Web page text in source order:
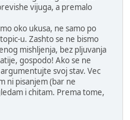
vijuga, a premalo
oko ukusa, ne samo po
u. Zashto se ne bismo
mishljenja, bez pljuvanja
gospodo! Ako se ne
svoj stav. Vec
ni pisanjem (bar ne
i chitam. Prema tome,